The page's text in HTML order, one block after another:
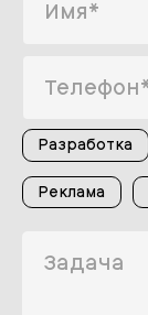
Разработка
Реклама